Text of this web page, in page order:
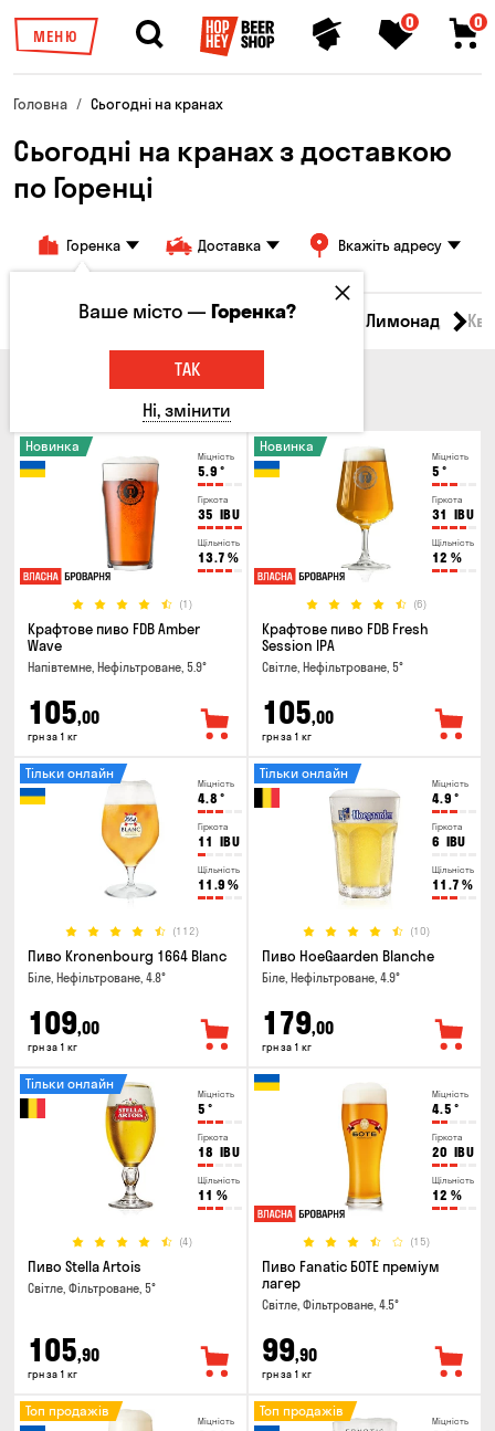
МЕНЮ
0 0
Головна Сьогодні на кранах
Сьогодні на кранах з доставкою
по Горенці
Горенка Доставка Вкажіть адресу
Всі товари Пиво Сидр Лимонад
Міцність
5.9 °
Гіркота
35 IBU
Щільність
13.7 %
(1)
Новинка
Крафтове пиво FDB Amber
Wave
Напівтемне, Нефільтроване, 5.9°
105,00
грн за 1 кг
Міцність
5 °
Гіркота
31 IBU
Щільність
12 %
(6)
Новинка
Крафтове пиво FDB Fresh
Session IPA
Світле, Нефільтроване, 5°
105,00
грн за 1 кг
Міцність
4.8 °
Гіркота
11 IBU
Щільність
11.9 %
(112)
Тільки онлайн
Пиво Kronenbourg 1664 Blanc
Біле, Нефільтроване, 4.8°
109,00
грн за 1 кг
Міцність
4.9 °
Гіркота
6 IBU
Щільність
11.7 %
(10)
Тільки онлайн
Пиво HoeGaarden Blanche
Біле, Нефільтроване, 4.9°
179,00
грн за 1 кг
Міцність
5 °
Гіркота
18 IBU
Щільність
11 %
(4)
Тільки онлайн
Пиво Stella Artois
Світле, Фільтроване, 5°
105,90
грн за 1 кг
Міцність
4.5 °
Гіркота
20 IBU
Щільність
12 %
(15)
Пиво Fanatic БОТЕ преміум
лагер
Світле, Фільтроване, 4.5°
99,90
грн за 1 кг
Міцність
Топ продажів
Міцність
Топ продажів
Ваше місто —Горенка?
ТАК
Ні, змінити